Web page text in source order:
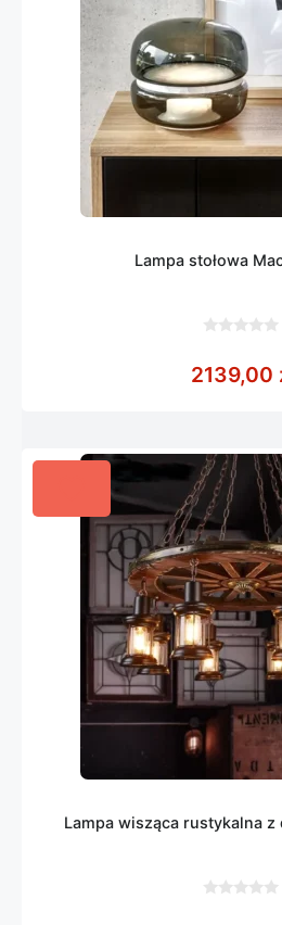
Lampa stołowa
5
2139,00
Lampa wisząca rustykalna z